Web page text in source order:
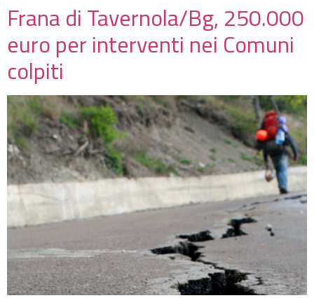
Frana di Tavernola/Bg, 250.000
euro per interventi nei Comuni
colpiti